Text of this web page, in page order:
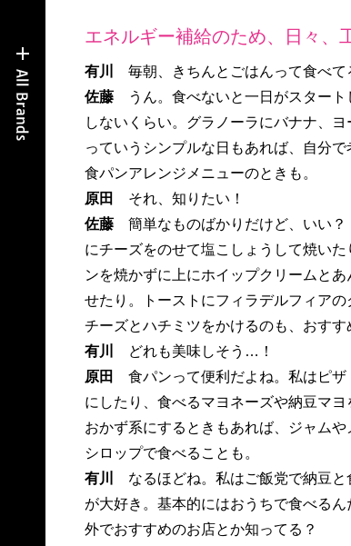
エネルギー補給のため、日々、
有川
毎朝、きちんとごはんって食べて
佐藤うん。食べないと一日がスタート
しないくらい。グラノーラにバナナ、ヨ
っていうシンプルな日もあれば、自分で
食パンアレンジメニューのときも。
原田
それ、知りたい！
佐藤簡単なものばかりだけど、いい
にチーズをのせて塩こしょうして焼いた
ンを焼かずに上にホイップクリームとあ
せたり。トーストにフィラデルフィアの
チーズとハチミツをかけるのも、おすす
有川
どれも美味しそう…！
原田
食パンって便利だよね。私はピザ
にしたり、食べるマヨネーズや納豆マヨ
おかず系にするときもあれば、ジャムや
シロップで食べることも。
有川
なるほどね。私はご飯党で納豆と
が大好き。基本的にはおうちで食べるん
外でおすすめのお店とか知ってる？